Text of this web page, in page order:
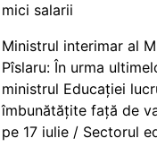
mici salarii
Ministrul interimar al
Pîslaru: În urma
ministrul Educației
îmbunătățite față de
pe 17 iulie / Sectorul